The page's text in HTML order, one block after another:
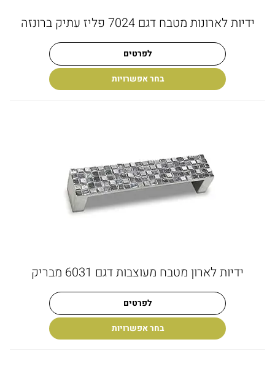
ידיות לארונות מטבח דגם 7024 פליז עתיק ברונזה
לפרטים
בחר אפשרויות
ידיות לארון מטבח מעוצבות דגם 6031 מבריק
לפרטים
בחר אפשרויות